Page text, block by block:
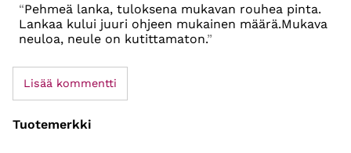
Pehmeä lanka, tuloksena mukavan rouhea pinta.
Lankaa kului juuri ohjeen mukainen määrä.Mukava
neuloa, neule on kutittamaton.
Lisää kommentti
Tuotemerkki